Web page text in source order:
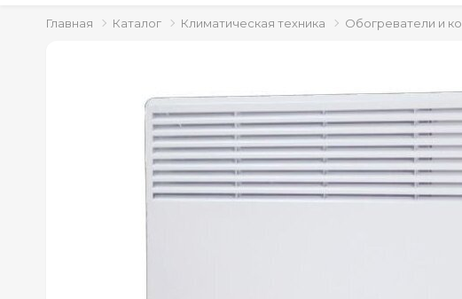
Главная Каталог Климатическая техника Обогреватели и